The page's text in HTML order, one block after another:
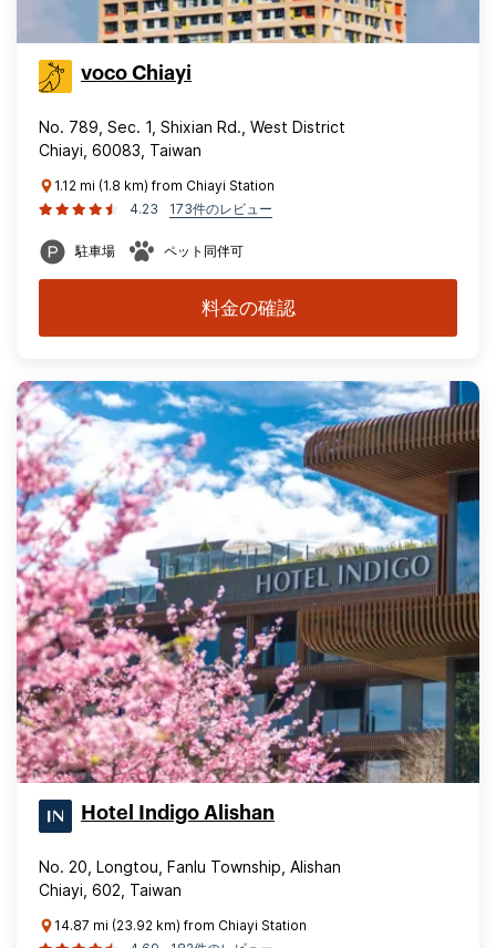
voco Chiayi
No. 789, Sec. 1, Shixian Rd., West District
Chiayi, 60083, Taiwan
1.12 mi (1.8 km) from Chiayi Station
4.23
173件のレビュー
駐車場 ペット同伴可
料金の確認
Hotel Indigo Alishan
No. 20, Longtou, Fanlu Township, Alishan
Chiayi, 602, Taiwan
14.87 mi (23.92 km) from Chiayi Station